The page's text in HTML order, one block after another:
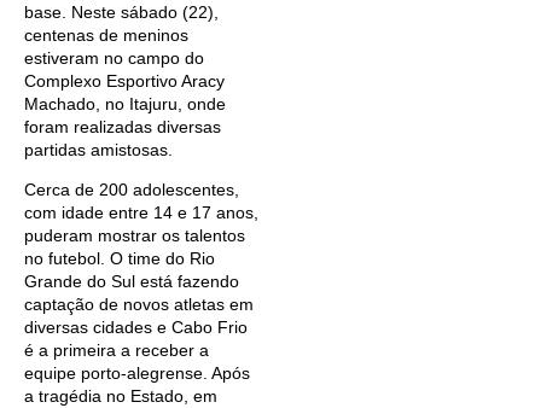
base. Neste sábado (22),
centenas de meninos
estiveram no campo do
Complexo Esportivo Aracy
Machado, no Itajuru, onde
foram realizadas diversas
partidas amistosas.
Cerca de 200 adolescentes,
com idade entre 14 e 17 anos,
puderam mostrar os talentos
no futebol. O time do Rio
Grande do Sul está fazendo
captação de novos atletas em
diversas cidades e Cabo Frio
é a primeira a receber a
equipe porto-alegrense. Após
a tragédia no Estado, em